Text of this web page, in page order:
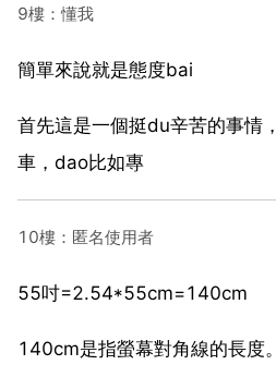
9樓：懂我
簡單來說就是態度bai
首先這是一個挺du辛苦的事情
車，dao比如專
10樓：匿名使用者
55吋=2.54*55cm=140cm
140cm是指螢幕對角線的長度。